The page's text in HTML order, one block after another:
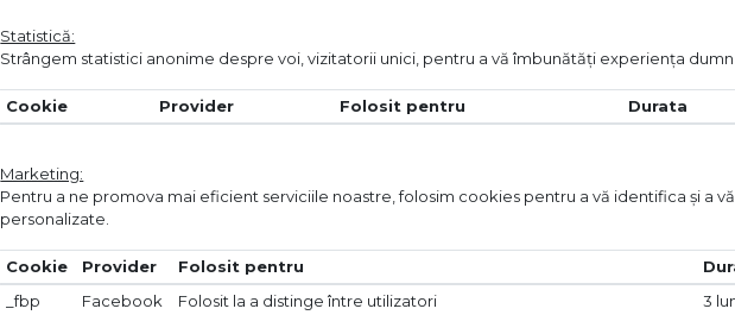
Statistică:
Strângem statistici anonime despre voi, vizitatorii unici, pentru a vă îmbunătăți experiența
Cookie Provider Folosit pentru Durata
Marketing:
Pentru a ne promova mai eficient serviciile noastre, folosim cookies pentru a vă identifica și a
personalizate.
Cookie Provider Folosit pentru
_fbp
Facebook Folosit la a distinge între utilizatori
3